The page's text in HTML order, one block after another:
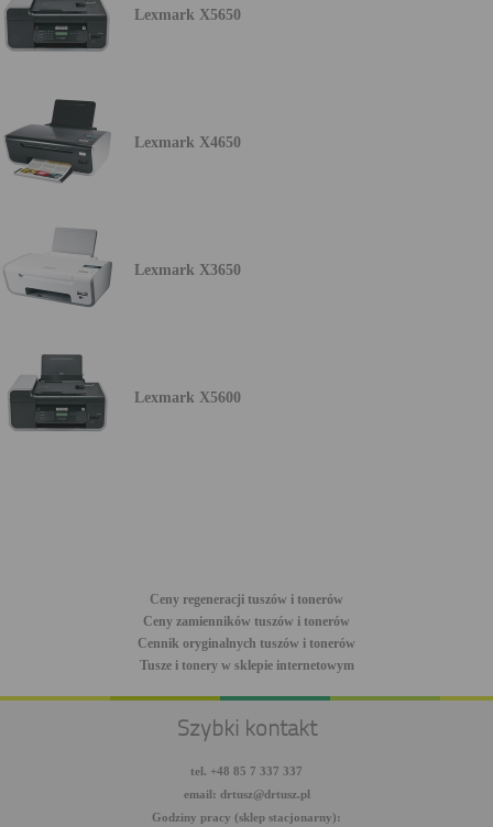
Lexmark X5650
Lexmark X4650
Lexmark X3650
Lexmark X5600
Ceny regeneracji tuszów i tonerów
Ceny zamienników tuszów i tonerów
Cennik oryginalnych tuszów i tonerów
Tusze i tonery w sklepie internetowym
Szybki kontakt
tel. +48 85 7 337 337
email: drtusz@drtusz.pl
Godziny pracy (sklep stacjonarny):